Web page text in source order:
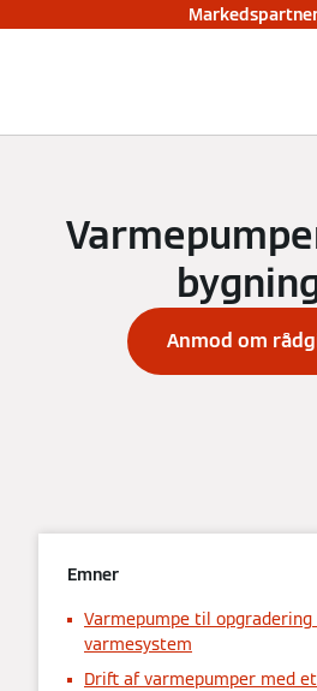
Anmod om
Emner
Varmepumpe til
varmesystem
Drift af varmepumper med